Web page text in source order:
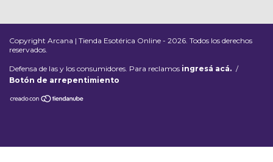
Copyright Arcana | Tienda Esotérica Online - 2026. Todos los derechos
reservados.
Defensa de las y los consumidores. Para reclamos ingresá acá. /
Botón de arrepentimiento